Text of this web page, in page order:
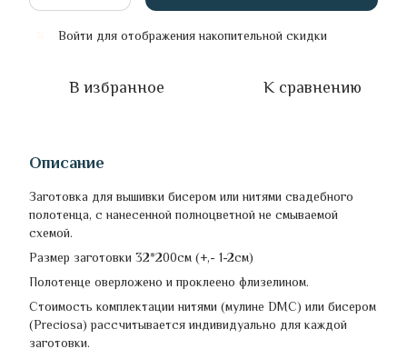
Войти для отображения накопительной скидки
В избранное К сравнению
Описание
Заготовка для вышивки бисером или нитями свадебного
полотенца, с нанесенной полноцветной не смываемой
схемой.
Размер заготовки 32*200см (+,- 1-2см)
Полотенце оверложено и проклеено флизелином.
Стоимость комплектации нитями (мулине DMC) или бисером
(Preciosa) рассчитывается индивидуально для каждой
заготовки.